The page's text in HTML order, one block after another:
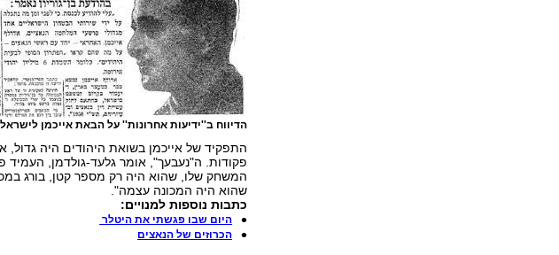
הדיווח ב''ידיעות אחרונות'' על הבאת אייכמן לישראל
התפקיד של אייכמן בשואת היהודים היה
פקודות. ה"נעבעך", אומר גלעד-גולדמן,
המשחק שלו, שהוא היה רק מספר קטן, בורג
שהוא היה המכונה עצמה".
כתבות נוספות למנויים:
היום שבו פגשתי את היטלר
הכרוזים של הנאצים